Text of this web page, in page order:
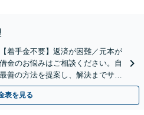
着手金不要】返済が困難／元本が
金のお悩みはご相談ください。自
善の方法を提案し、解決までサポ
電話やWeb相談も対応
表を見る